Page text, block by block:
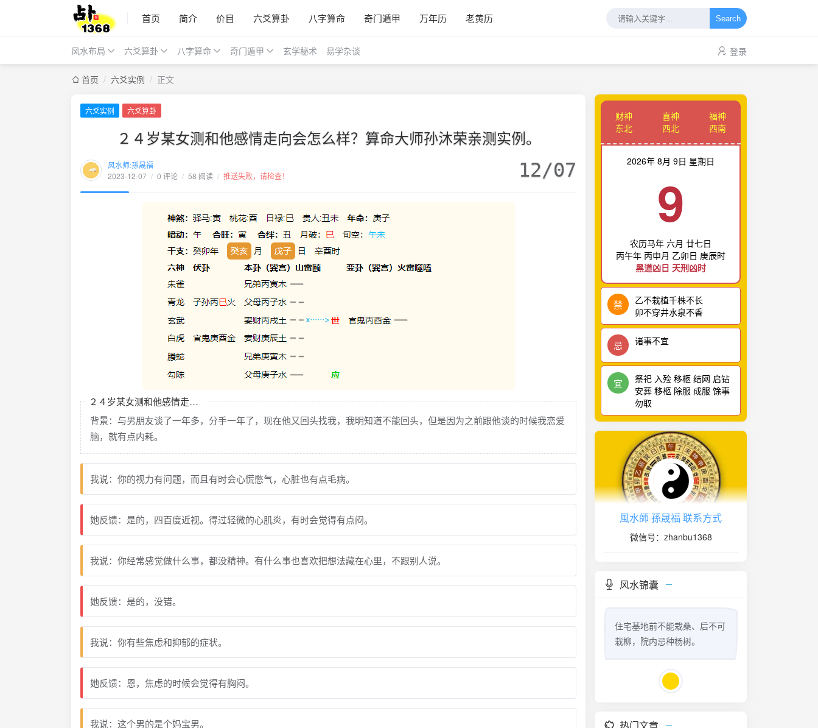
首页 简介 价目 六爻算卦 八字算命 奇门遁甲 万年历 老黄历 Search
风水布局 六爻算卦 八字算命 奇门遁甲 玄学秘术 易学杂谈 登录
首页 / 六爻实例 / 正文
六爻实例 六爻算卦
２４岁某女测和他感情走向会怎么样？算命大师孙沐荣亲测实例。
风水师:孫晟福
2023-12-07 / 0 评论 / 58 阅读 / 推送失败，请检查！ 12/07
２４岁某女测和他感情走向会怎么样？
背景：与男朋友谈了一年多，分手一年了，现在他又回头找我，我明知道不能回头，但是因为之前跟他谈的时候我恋爱
脑，就有点内耗。
我说：你的视力有问题，而且有时会心慌憋气，心脏也有点毛病。
她反馈：是的，四百度近视。得过轻微的心肌炎，有时会觉得有点闷。
我说：你经常感觉做什么事，都没精神。有什么事也喜欢把想法藏在心里，不跟别人说。
她反馈：是的，没错。
我说：你有些焦虑和抑郁的症状。
她反馈：恩，焦虑的时候会觉得有胸闷。
我说：这个男的是个妈宝男。
财神
东北
喜神
西北
福神
西南
2026年 8月 9日 星期日
9
农历马年 六月 廿七日
丙午年 丙申月 乙卯日 庚辰时
黑道凶日 天刑凶时
禁
乙不栽植千株不长
卯不穿井水泉不香
忌 诸事不宜
宜
祭祀 入殓 移柩 结网 启钻
安葬 移柩 除服 成服 馀事
勿取
風水師 孫晟福 联系方式
微信号：zhanbu1368
风水锦囊
住宅基地前不能栽桑、后不可
栽柳，院内忌种杨树。
热门文章